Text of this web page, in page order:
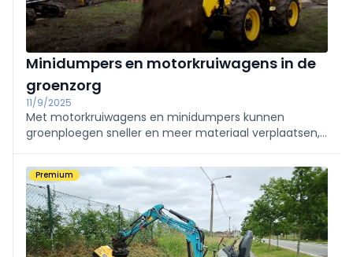
Minidumpers en motorkruiwagens in de
groenzorg
11/9/2025
Met motorkruiwagens en minidumpers kunnen
groenploegen sneller en meer materiaal verplaatsen,
hogere productiviteit en dragen tegelijk bij aan het
welzijn van de groenarbeider.
Premium